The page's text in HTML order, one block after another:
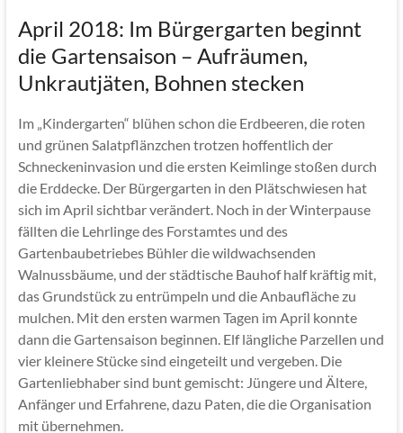
April 2018: Im Bürgergarten beginnt
die Gartensaison – Aufräumen,
Unkrautjäten, Bohnen stecken
Im „Kindergarten“ blühen schon die Erdbeeren, die roten
und grünen Salatpflänzchen trotzen hoffentlich der
Schneckeninvasion und die ersten Keimlinge stoßen durch
die Erddecke. Der Bürgergarten in den Plätschwiesen hat
sich im April sichtbar verändert. Noch in der Winterpause
fällten die Lehrlinge des Forstamtes und des
Gartenbaubetriebes Bühler die wildwachsenden
Walnussbäume, und der städtische Bauhof half kräftig mit,
das Grundstück zu entrümpeln und die Anbaufläche zu
mulchen. Mit den ersten warmen Tagen im April konnte
dann die Gartensaison beginnen. Elf längliche Parzellen und
vier kleinere Stücke sind eingeteilt und vergeben. Die
Gartenliebhaber sind bunt gemischt: Jüngere und Ältere,
Anfänger und Erfahrene, dazu Paten, die die Organisation
mit übernehmen.